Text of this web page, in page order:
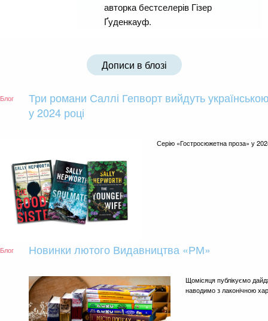
авторка бестселерів Гізер
Ґуденкауф.
Дописи в блозі
Блог
Три романи Саллі Гепворт вийдуть
у 2024 році
Серію «Гостросюжетна проза» у
Блог Новинки лютого Видавництва «РМ»
Щомісяця публікуємо
наводимо з лаконічною